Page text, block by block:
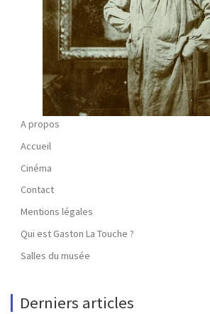
A propos
Accueil
Cinéma
Contact
Mentions légales
Qui est Gaston La Touche ?
Salles du musée
Derniers articles